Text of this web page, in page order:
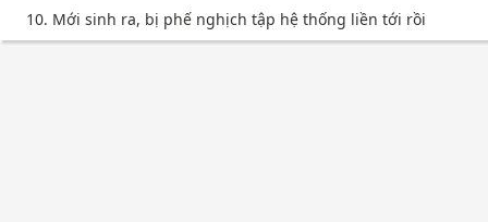
10. Mới sinh ra, bị phế nghịch tập hệ thống liền tới rồi